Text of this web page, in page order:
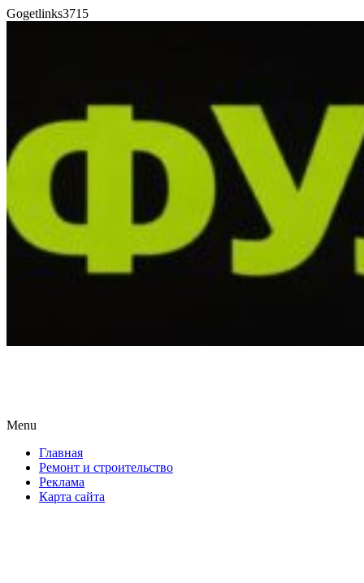
Gogetlinks3715
Menu
content
Главная
Ремонт и строительство
Реклама
Карта сайта